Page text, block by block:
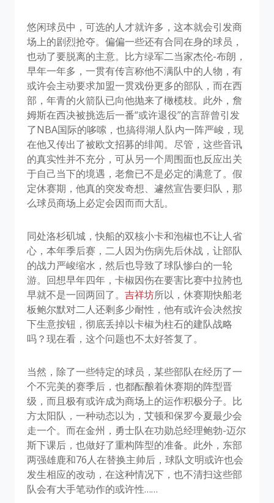
悠闲球员中，可选的人才就许多，这本就会引发商
场上的剧烈抢夺。偏偏一些还有合同在身的球员，
也动了要脱离的主意。比方绿军二当家杰伦-布朗，
早年一年多，一贯有传言称他不满队中的人物，有
或许会主动要求加盟一贯戏份更多的部队，而在西
部，年青的火箭队已向他抛来了橄榄枝。此外，詹
姆斯在西决被挑选后一番“或许退役”的言辞曾引发
了NBA国际的哆嗦，也搞得湖人队内一阵严峻，现
在他又传出了被欧文招募的绯闻。尽管，这些音讯
的真实性并不充分，可从另一个周围面也反应出关
于自己当下的境遇，老詹已不是必定的满意了。假
定休赛期，他真的突发奇想、遽然宣告要归队，那
么球员商场上必定会因而而大乱。
同处洛杉矶城，快船的双核小卡和泡椒也不让人省
心，本年季后赛，二人因为伤病先后休战，让部队
的战力严峻缩水，然后也导致了球队惨白的一轮
游。回想早年四年，卡椒因伤在要害比赛中拉胯也
早就不是一回两回了。 吉祥坊所以，休赛期快船老
板鲍尔默对二人还剩多少耐性，他有或许会决然按
下生意按钮，彻底丢掉以卡椒为柱石的建队战略
吗？现在看，这个问题也不太好答复了。
当然，除了一些特定的球员，某些部队在经历了一
个不完美的赛季后，也都酝酿着休赛期的阵型晋
级，而且极有或许成为商场上的运作积极分子。比
方太阳队，一种动态以为，艾顿和保罗今夏最少会
走一个。而在金州，勇士队在功勋总经理鲍勃-迈尔
斯下课后，也做好了重构阵型的准备。此外，东部
两强雄鹿和76人在替换主帅后，球队文明或许也会
发生相应的改动，在这种情况下，也不清扫这些部
队会有大手笔动作的或许性……